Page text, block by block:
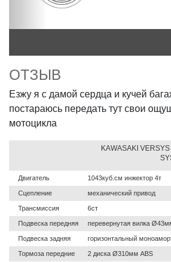
ОТЗЫВ
Езжу я с дамой сердца и кучей
постараюсь передать тут свои
мотоцикла
Двигатель
Сцепление
Трансмиссия
Подвеска передняя
Подвеска задняя
Тормоза передние
KAWASAKI
1043куб.см инжектор 4т
механический привод
6ст
перевернутая вилка
горизонтальный
2 диска Ø310мм ABS